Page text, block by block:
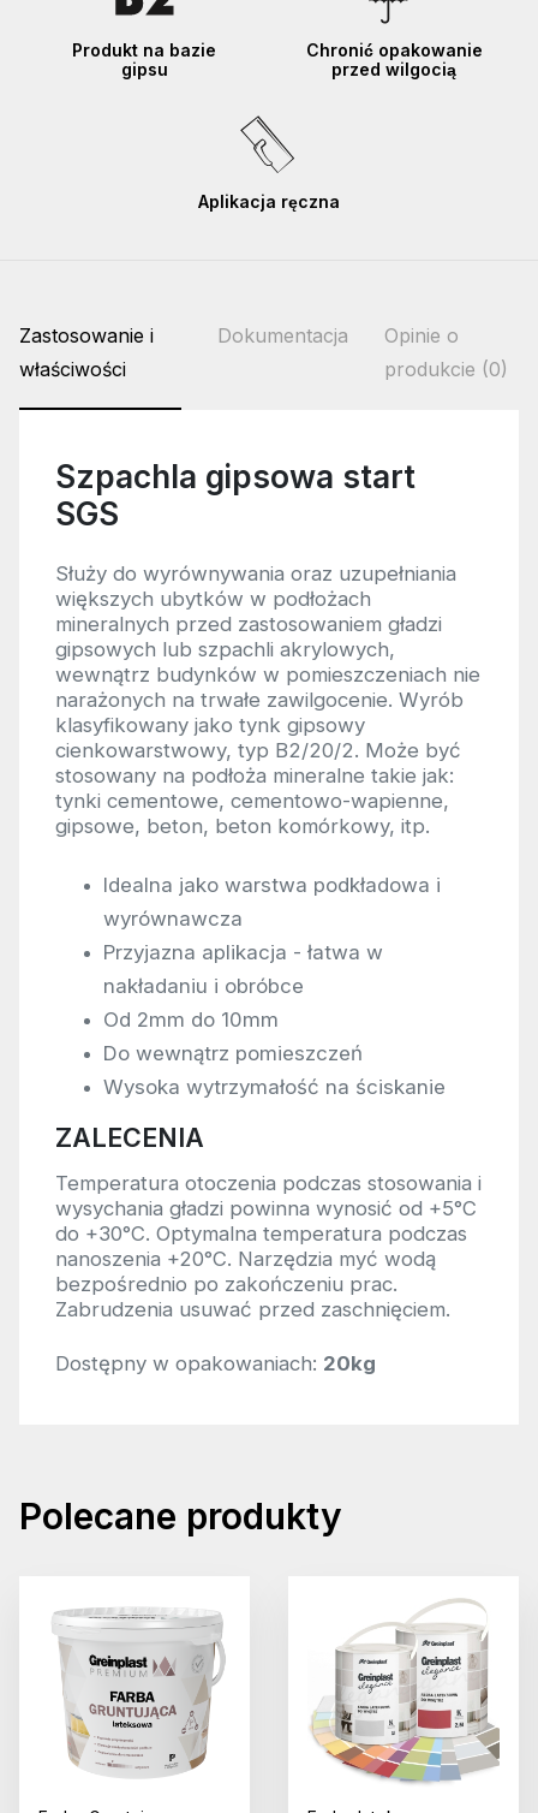
Produkt na bazie
gipsu
Chronić opakowanie
przed wilgocią
Aplikacja ręczna
Zastosowanie i
właściwości
Dokumentacja
Opinie o
produkcie (0)
Szpachla gipsowa start
SGS
Służy do wyrównywania oraz uzupełniania
większych ubytków w podłożach
mineralnych przed zastosowaniem gładzi
gipsowych lub szpachli akrylowych,
wewnątrz budynków w pomieszczeniach nie
narażonych na trwałe zawilgocenie. Wyrób
klasyfikowany jako tynk gipsowy
cienkowarstwowy, typ B2/20/2. Może być
stosowany na podłoża mineralne takie jak:
tynki cementowe, cementowo-wapienne,
gipsowe, beton, beton komórkowy, itp.
Idealna jako warstwa podkładowa i
wyrównawcza
Przyjazna aplikacja - łatwa w
nakładaniu i obróbce
Od 2mm do 10mm
Do wewnątrz pomieszczeń
Wysoka wytrzymałość na ściskanie
ZALECENIA
Temperatura otoczenia podczas stosowania i
wysychania gładzi powinna wynosić od +5°C
do +30°C. Optymalna temperatura podczas
nanoszenia +20°C. Narzędzia myć wodą
bezpośrednio po zakończeniu prac.
Zabrudzenia usuwać przed zaschnięciem.
Dostępny w opakowaniach: 20kg
Polecane produkty